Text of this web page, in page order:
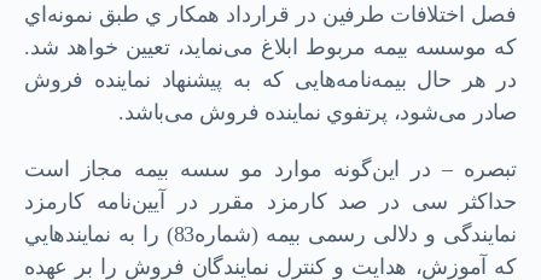
ﻓﺼﻞ اﺧﺘﻼﻓﺎت ﻃﺮﻓﯿﻦ در ﻗﺮارداد ﻫﻤﮑﺎر ي ﻃﺒﻖ ﻧﻤﻮﻧﻪاي
ﮐﻪ ﻣﻮﺳﺴﻪ ﺑﯿﻤﻪ ﻣﺮﺑﻮط اﺑﻼغ ﻣﯽﻧﻤﺎﯾﺪ، ﺗﻌﯿﯿﻦ ﺧﻮاﻫﺪ ﺷﺪ.
در ﻫﺮ ﺣﺎل ﺑﯿﻤﻪﻧﺎﻣﻪﻫﺎﯾﯽ ﮐﻪ ﺑﻪ ﭘﯿﺸﻨﻬﺎد ﻧﻤﺎﯾﻨﺪه ﻓﺮوش
ﺻﺎدر ﻣﯽﺷﻮد، ﭘﺮﺗﻔﻮي ﻧﻤﺎﯾﻨﺪه ﻓﺮوش ﻣﯽﺑﺎﺷﺪ.
ﺗﺒﺼﺮه – در اﯾﻦﮔﻮﻧﻪ ﻣﻮارد ﻣﻮ ﺳﺴﻪ ﺑﯿﻤﻪ ﻣﺠﺎز اﺳﺖ
ﺣﺪاﮐﺜﺮ ﺳﯽ در ﺻﺪ ﮐﺎرﻣﺰد ﻣﻘﺮر در آﯾﯿﻦﻧﺎﻣﻪ ﮐﺎرﻣﺰد
ﻧﻤﺎﯾﻨﺪﮔﯽ و دﻻﻟﯽ رﺳﻤﯽ ﺑﯿﻤﻪ (ﺷﻤﺎره83) را ﺑﻪ ﻧﻤﺎﯾﻨﺪهایي
ﮐﻪ آﻣﻮزش، ﻫﺪاﯾﺖ و ﮐﻨﺘﺮل ﻧﻤﺎﯾﻨﺪﮔﺎن ﻓﺮوش را ﺑﺮ ﻋﻬﺪه